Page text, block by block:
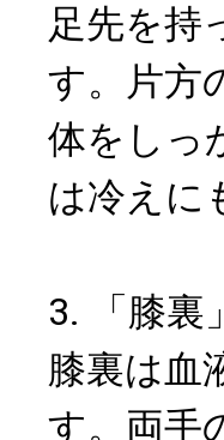
足先を持
す。片方
体をしっ
は冷えに
3. 「膝裏」
膝裏は血
す。両手